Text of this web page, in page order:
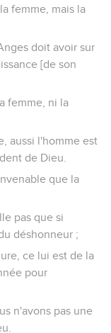
femme, mais la
doit avoir sur
[de son
femme, ni la
aussi l'homme est
de Dieu.
que la
pas que si
déshonneur ;
ce lui est de la
pour
n'avons pas une